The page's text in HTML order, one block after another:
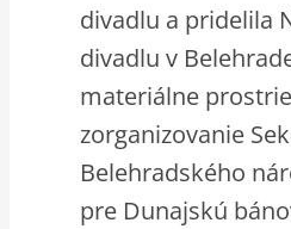
divadlu a pridelila
divadlu v
materiálne
zorganizovanie
Belehradského
pre Dunajskú